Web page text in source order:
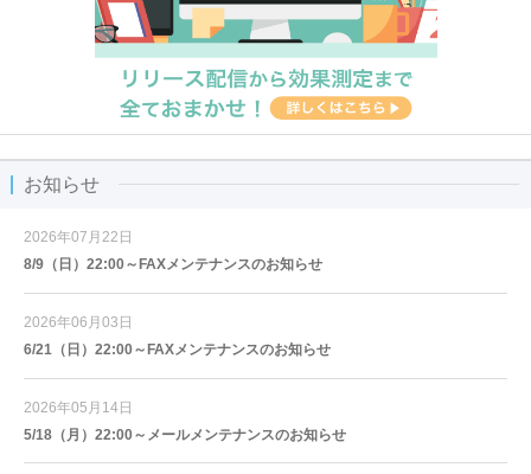
お知らせ
2026年07月22日
8/9（日）22:00～FAXメンテナンスのお知らせ
2026年06月03日
6/21（日）22:00～FAXメンテナンスのお知らせ
2026年05月14日
5/18（月）22:00～メールメンテナンスのお知らせ